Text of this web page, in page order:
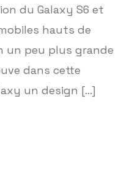
du Galaxy S6 et
hauts de
un peu plus grande
dans cette
un design [...]